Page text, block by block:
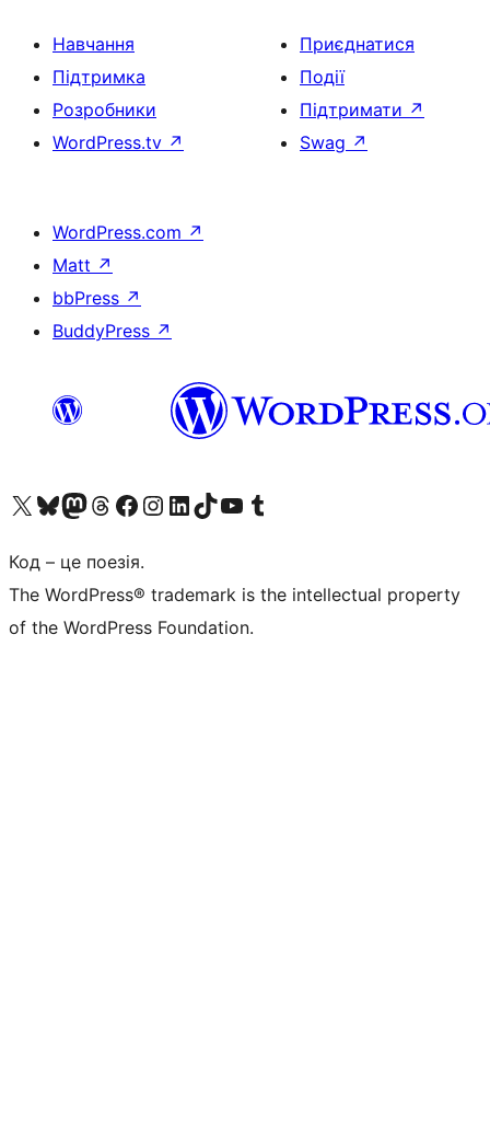
Навчання
Підтримка
Розробники
WordPress.tv ↗
Приєднатися
Події
Підтримати ↗
Swag ↗
WordPress.com ↗
Matt ↗
bbPress ↗
BuddyPress ↗
Visit our X (formerly Twitter) account
Visit our Bluesky account
Завітайте до нашої стрічки в Mastodon
Visit our Threads account
Завітайте на нашу сторінку в Facebook
Visit our Instagram account
Visit our LinkedIn account
Visit our TikTok account
Visit our YouTube channel
Visit our Tumblr account
Код – це поезія.
The WordPress® trademark is the intellectual property
of the WordPress Foundation.